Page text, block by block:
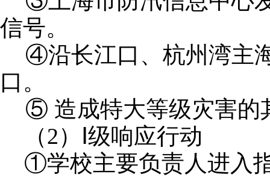
信号。
④沿长江口、杭州湾主
口。
⑤ 造成特大等级灾害的
（2）Ⅰ级响应行动
①学校主要负责人进入